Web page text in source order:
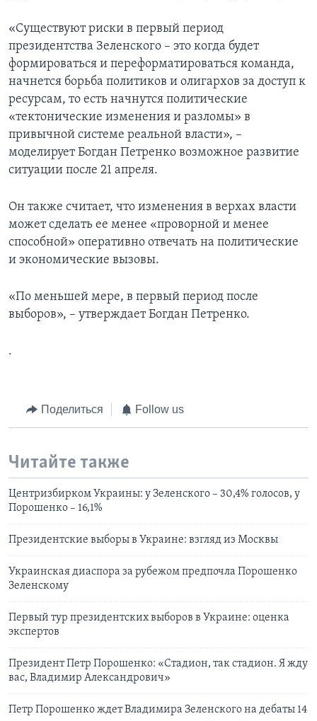
«Существуют риски в первый период
президентства Зеленского – это когда будет
формироваться и переформатироваться команда,
начнется борьба политиков и олигархов за доступ к
ресурсам, то есть начнутся политические
«тектонические изменения и разломы» в
привычной системе реальной власти», –
моделирует Богдан Петренко возможное развитие
ситуации после 21 апреля.
Он также считает, что изменения в верхах власти
может сделать ее менее «проворной и менее
способной» оперативно отвечать на политические
и экономические вызовы.
«По меньшей мере, в первый период после
выборов», – утверждает Богдан Петренко.
.
Поделиться Follow us
Читайте также
Центризбирком Украины: у Зеленского – 30,4% голосов, у
Порошенко – 16,1%
Президентские выборы в Украине: взгляд из Москвы
Украинская диаспора за рубежом предпочла Порошенко
Зеленскому
Первый тур президентских выборов в Украине: оценка
экспертов
Президент Петр Порошенко: «Cтадион, так стадион. Я жду
вас, Владимир Александрович»
Петр Порошенко ждет Владимира Зеленского на дебаты 14